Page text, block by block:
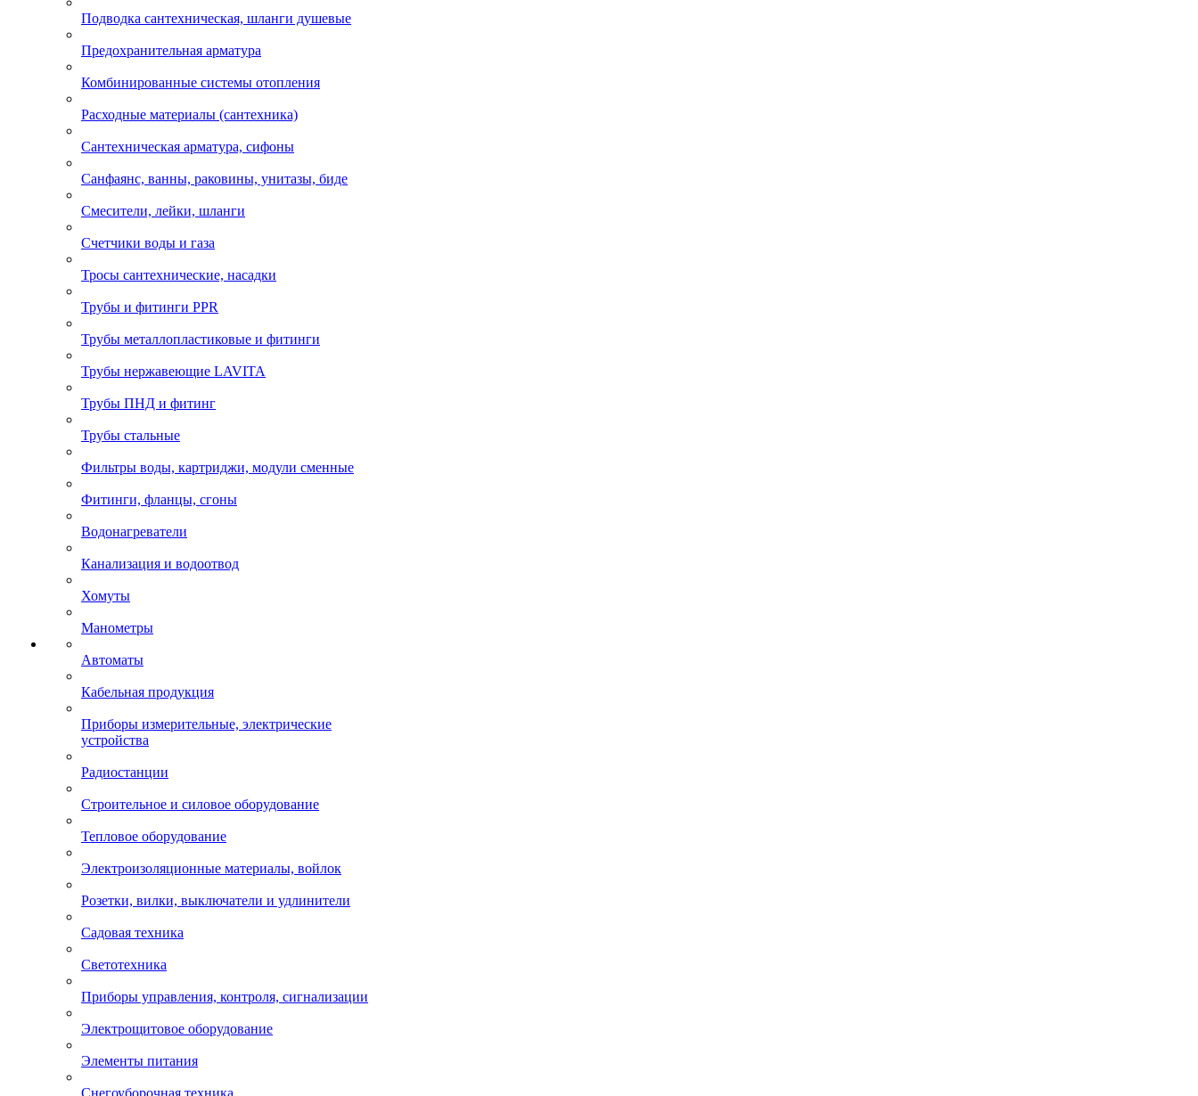
Подводка сантехническая, шланги душевые
Предохранительная арматура
Комбинированные системы отопления
Расходные материалы (сантехника)
Сантехническая арматура, сифоны
Санфаянс, ванны, раковины, унитазы, биде
Смесители, лейки, шланги
Счетчики воды и газа
Тросы сантехнические, насадки
Трубы и фитинги PPR
Трубы металлопластиковые и фитинги
Трубы нержавеющие LAVITA
Трубы ПНД и фитинг
Трубы стальные
Фильтры воды, картриджи, модули сменные
Фитинги, фланцы, сгоны
Водонагреватели
Канализация и водоотвод
Хомуты
Манометры
Автоматы
Кабельная продукция
Приборы измерительные, электрические
устройства
Радиостанции
Строительное и силовое оборудование
Тепловое оборудование
Электроизоляционные материалы, войлок
Розетки, вилки, выключатели и удлинители
Садовая техника
Светотехника
Приборы управления, контроля, сигнализации
Электрощитовое оборудование
Элементы питания
Снегоуборочная техника